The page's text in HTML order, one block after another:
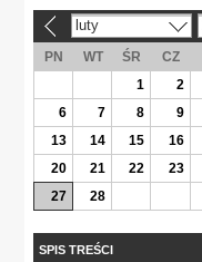
luty
PN WT ŚR CZ
1
2
6
7 8 9
13
14 15 16
20
21 22 23
27
28
SPIS TREŚCI